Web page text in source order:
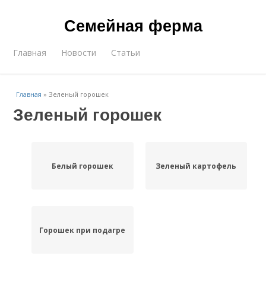
Семейная ферма
Главная Новости Статьи
Главная »Зеленый горошек
Зеленый горошек
Белый горошек Зеленый картофель
Горошек при подагре